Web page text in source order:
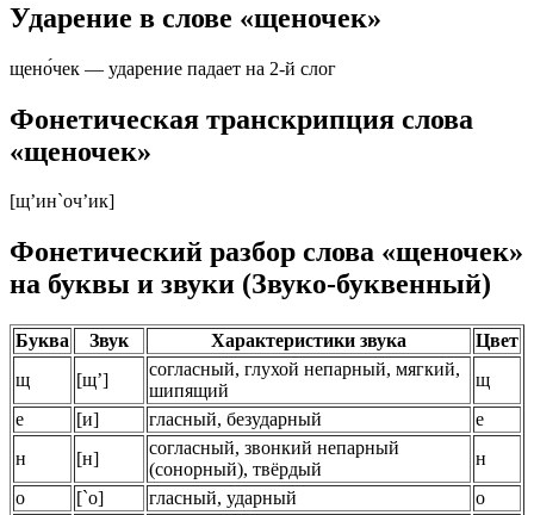
Ударение в слове «щеночек»
щено́чек — ударение падает на 2-й слог
Фонетическая транскрипция слова
«щеночек»
[щ’ин`оч’ик]
Фонетический разбор слова «щеночек»
на буквы и звуки (Звуко-буквенный)
Буква Звук Характеристики звука
Цвет
щ
[щ’]
согласный, глухой непарный, мягкий,
шипящий
щ
е
[и] гласный, безударный
е
н
[н]
согласный, звонкий непарный
(сонорный), твёрдый
н
о
[`о] гласный, ударный
о